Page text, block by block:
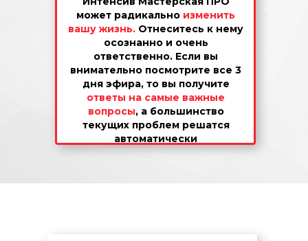
может радикально изменить
вашу жизнь. Отнеситесь к нему
осознанно и очень
ответственно. Если вы
внимательно посмотрите все 3
дня эфира, то вы получите
ответы на самые важные
вопросы, а большинство
текущих проблем решатся
автоматически